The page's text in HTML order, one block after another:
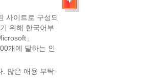
사이트로 구성되
위해 한국어부
」
개에 달하는 인
. 많은 애용 부탁